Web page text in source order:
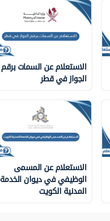
الاستعلام عن السمات برقم
الجواز في قطر
الاستعلام عن المسمى
الوظيفي في ديوان الخدمة
المدنية الكويت